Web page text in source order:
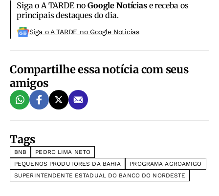
Siga o A TARDE noGoogle Notíciase receba os
principais destaques do dia.
Siga o A TARDE no Google Noticias
Compartilhe essa notícia com seus
amigos
Tags
BNB
PEDRO LIMA NETO
PEQUENOS PRODUTORES DA BAHIA
PROGRAMA AGROAMIGO
SUPERINTENDENTE ESTADUAL DO BANCO DO NORDESTE